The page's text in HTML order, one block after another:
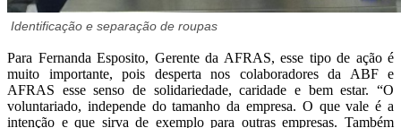
Identificação e separação de roupas
Para Fernanda Esposito, Gerente da AFRAS, esse tipo de ação é
muito importante, pois desperta nos colaboradores da ABF e
AFRAS esse senso de solidariedade, caridade e bem estar. “O
voluntariado, independe do tamanho da empresa. O que vale é a
intenção e que sirva de exemplo para outras empresas. Também